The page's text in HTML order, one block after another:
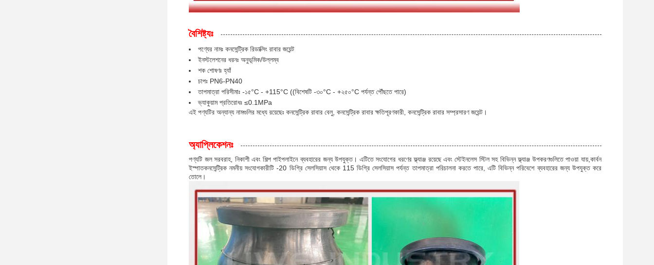
বৈশিষ্ট্যঃ
পণ্যের নামঃ কনসেন্ট্রিক রিডাক্সিং রাবার জয়েন্ট
ইনস্টলেশনের ধরনঃ অনুভূমিক/উল্লম্ব
শক শোষণঃ হ্যাঁ
চাপঃ PN6-PN40
তাপমাত্রা পরিসীমাঃ -১৫°C - +115°C ((বিশেষটি -৩০°C - +২৫০°C পর্যন্ত পৌঁছতে পারে)
ভ্যাকুয়াম প্রতিরোধঃ ≤0.1MPa
এই পণ্যটির অন্যান্য নামগুলির মধ্যে রয়েছেঃ কনসেন্ট্রিক রাবার বেলু, কনসেন্ট্রিক রাবার ক্ষতিপূরণকারী, কনসেন্ট্রিক রাবার সম্প্রসারণ জয়েন্ট।
অ্যাপ্লিকেশনঃ
পণ্যটি জল সরবরাহ, নিকাশী এবং শিল্প পাইপলাইনে ব্যবহারের জন্য উপযুক্ত। এটিতে সংযোগের ধরণের ফ্ল্যাঞ্জ রয়েছে এবং স্টেইনলেস স্টিল সহ বিভিন্ন ফ্ল্যাঞ্জ উপকরণগুলিতে পাওয়া যায়,কার্বন
ইস্পাতকনসেন্ট্রিক নমনীয় সংযোগকারীটি -20 ডিগ্রি সেলসিয়াস থেকে 115 ডিগ্রি সেলসিয়াস পর্যন্ত তাপমাত্রা পরিচালনা করতে পারে, এটি বিভিন্ন পরিবেশে ব্যবহারের জন্য উপযুক্ত করে
তোলে।